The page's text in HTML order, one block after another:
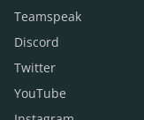
Teamspeak
Discord
Twitter
YouTube